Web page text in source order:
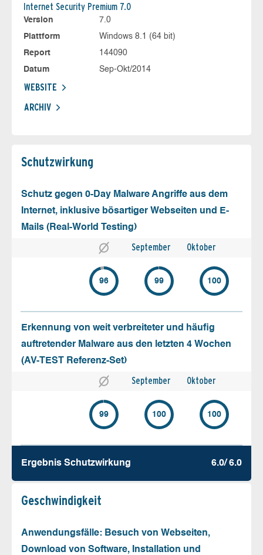
Internet Security Premium 7.0
Version
7.0
Plattform
Windows 8.1 (64 bit)
Report
144090
Datum
Sep-Okt/2014
WEBSITE
ARCHIV
Schutz­wirkung
Schutz gegen 0-Day Malware Angriffe aus dem
Internet, inklusive bösartiger Webseiten und E-
Mails (Real-World Testing)
September Oktober
96 99 100
Erkennung von weit verbreiteter und häufig
auftretender Malware aus den letzten 4 Wochen
(AV-TEST Referenz-Set)
September Oktober
99 100 100
Ergebnis Schutz­wirkung 6.0/ 6.0
Geschw­indigkeit
Anwendungsfälle: Besuch von Webseiten,
Download von Software, Installation und